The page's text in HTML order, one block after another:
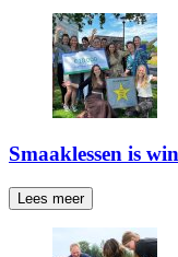
Smaaklessen is
Lees meer